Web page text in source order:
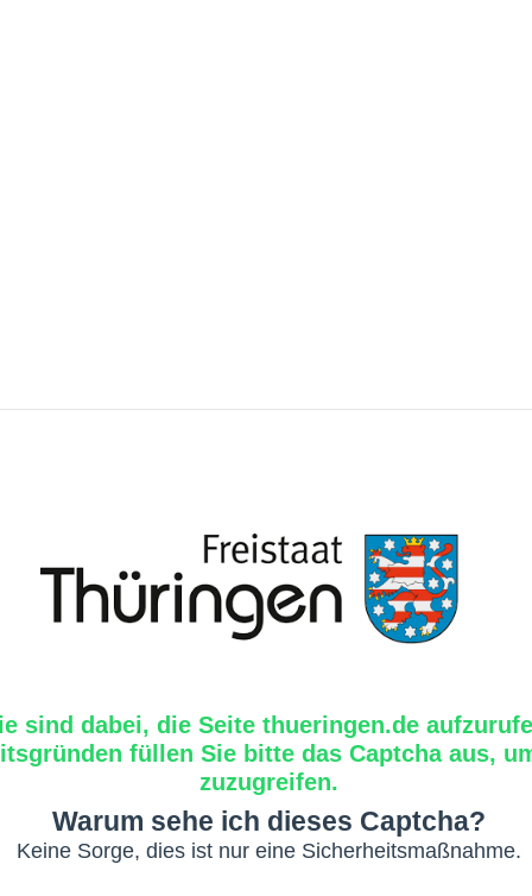
sind dabei, die Seite thueringen.de
füllen Sie bitte das Captcha aus,
zuzugreifen.
Warum sehe ich dieses Captcha?
Keine Sorge, dies ist nur eine Sicherheitsmaßnahme.